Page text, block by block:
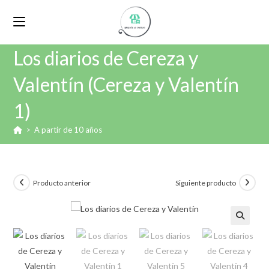
Los diarios de Cereza y
Valentín (Cereza y Valentín
1)
> A partir de 10 años
Producto anterior Siguiente producto
🔍